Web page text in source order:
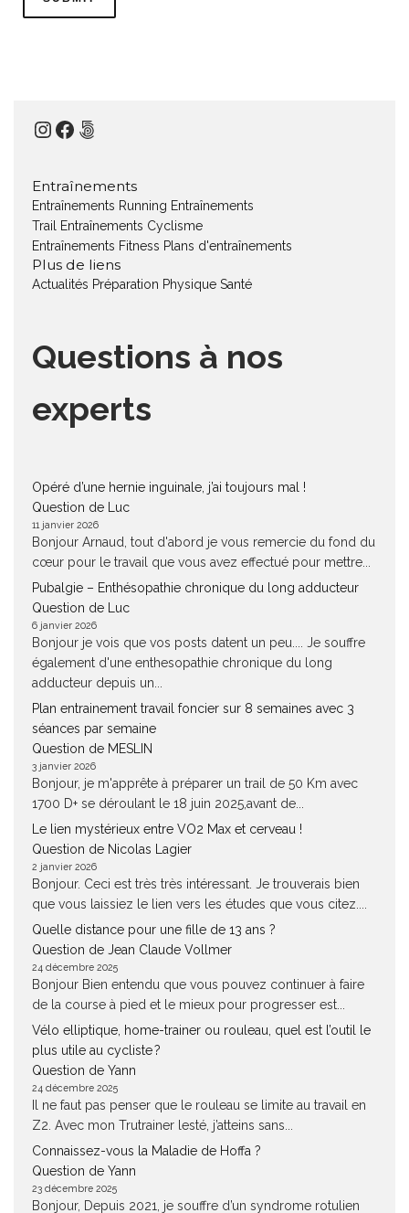
Instagram
Facebook
500px
Entraînements
Entraînements Running Entraînements
Trail
Entraînements Cyclisme
Entraînements Fitness Plans d'entraînements
Plus de liens
Actualités Préparation Physique Santé
Questions à nos
experts
Opéré d’une hernie inguinale, j’ai toujours mal !
Question de Luc
11 janvier 2026
Bonjour Arnaud, tout d'abord je vous remercie du fond du
cœur pour le travail que vous avez effectué pour mettre...
Pubalgie – Enthésopathie chronique du long adducteur
Question de Luc
6 janvier 2026
Bonjour je vois que vos posts datent un peu.... Je souffre
également d'une enthesopathie chronique du long
adducteur depuis un...
Plan entrainement travail foncier sur 8 semaines avec 3
séances par semaine
Question de MESLIN
3 janvier 2026
Bonjour, je m'apprête à préparer un trail de 50 Km avec
1700 D+ se déroulant le 18 juin 2025,avant de...
Le lien mystérieux entre VO2 Max et cerveau !
Question de Nicolas Lagier
2 janvier 2026
Bonjour. Ceci est très très intéressant. Je trouverais bien
que vous laissiez le lien vers les études que vous citez....
Quelle distance pour une fille de 13 ans ?
Question de Jean Claude Vollmer
24 décembre 2025
Bonjour Bien entendu que vous pouvez continuer à faire
de la course à pied et le mieux pour progresser est...
Vélo elliptique, home-trainer ou rouleau, quel est l’outil le
plus utile au cycliste ?
Question de Yann
24 décembre 2025
Il ne faut pas penser que le rouleau se limite au travail en
Z2. Avec mon Trutrainer lesté, j’atteins sans...
Connaissez-vous la Maladie de Hoffa ?
Question de Yann
23 décembre 2025
Bonjour, Depuis 2021, je souffre d’un syndrome rotulien